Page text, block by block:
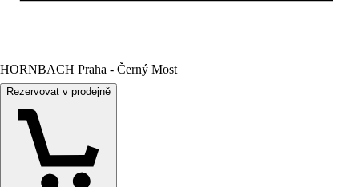
HORNBACH Praha - Černý Most
Rezervovat v prodejně